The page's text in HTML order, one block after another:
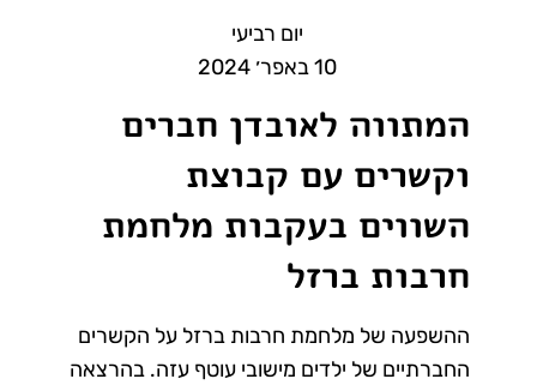
יום רביעי
10 באפר׳ 2024
המתווה לאובדן חברים
וקשרים עם קבוצת
השווים בעקבות מלחמת
חרבות ברזל
ההשפעה של מלחמת חרבות ברזל על הקשרים
החברתיים של ילדים מישובי עוטף עזה. בהרצאה